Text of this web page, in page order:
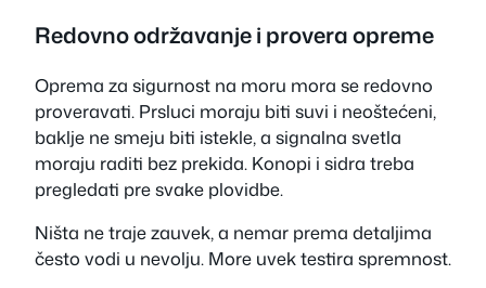
Redovno održavanje i provera opreme
Oprema za sigurnost na moru mora se redovno
proveravati. Prsluci moraju biti suvi i neoštećeni,
baklje ne smeju biti istekle, a signalna svetla
moraju raditi bez prekida. Konopi i sidra treba
pregledati pre svake plovidbe.
Ništa ne traje zauvek, a nemar prema detaljima
često vodi u nevolju. More uvek testira spremnost.